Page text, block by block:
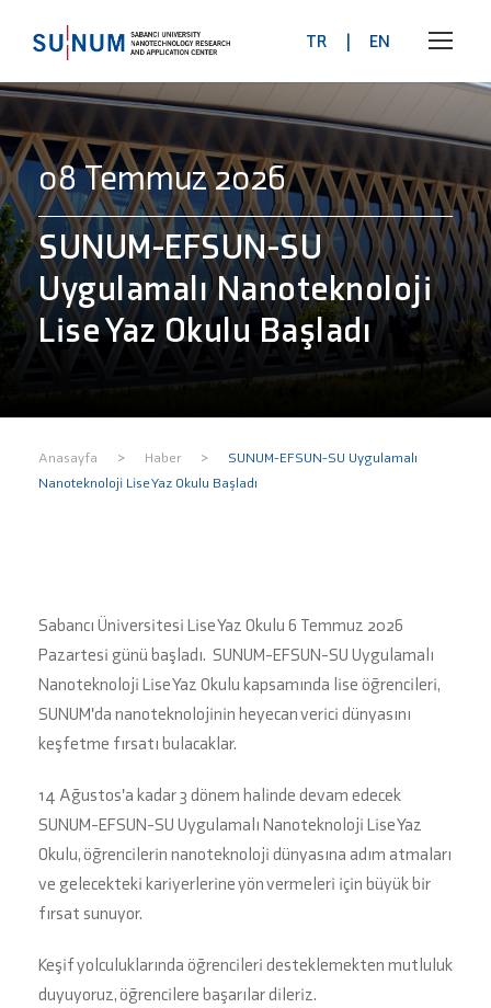
TR | EN
08 Temmuz 2026
SUNUM-EFSUN-SU
Uygulamalı Nanoteknoloji
Lise Yaz Okulu Başladı
Anasayfa > Haber >
SUNUM-EFSUN-SU Uygulamalı
Nanoteknoloji Lise Yaz Okulu Başladı
Sabancı Üniversitesi Lise Yaz Okulu 6 Temmuz 2026
Pazartesi günü başladı. SUNUM-EFSUN-SU Uygulamalı
Nanoteknoloji Lise Yaz Okulu kapsamında lise öğrencileri,
SUNUM'da nanoteknolojinin heyecan verici dünyasını
keşfetme fırsatı bulacaklar.
14 Ağustos'a kadar 3 dönem halinde devam edecek
SUNUM-EFSUN-SU Uygulamalı Nanoteknoloji Lise Yaz
Okulu, öğrencilerin nanoteknoloji dünyasına adım atmaları
ve gelecekteki kariyerlerine yön vermeleri için büyük bir
fırsat sunuyor.
Keşif yolculuklarında öğrencileri desteklemekten mutluluk
duyuyoruz, öğrencilere başarılar dileriz.